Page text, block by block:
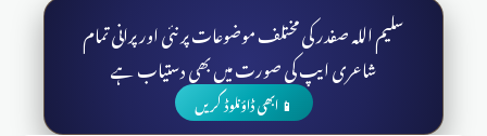
سلیم اللہ صفدر کی مختلف موضوعات پر نئی اور پرانی تمام
شاعری ایپ کی صورت میں بھی دستیاب ہے
📱 ابھی ڈاؤنلوڈ کریں